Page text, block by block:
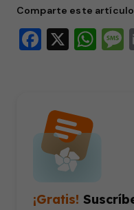
Comparte este
X
¡Gratis!